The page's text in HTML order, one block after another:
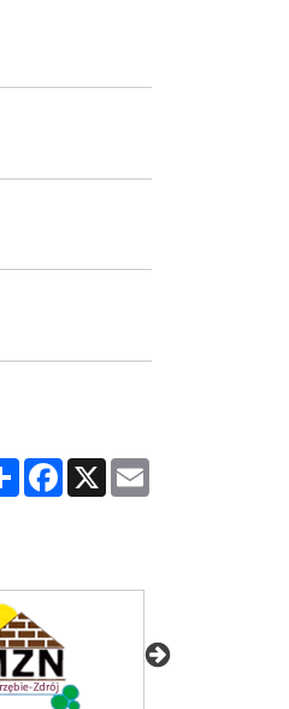
ShareFacebook
X